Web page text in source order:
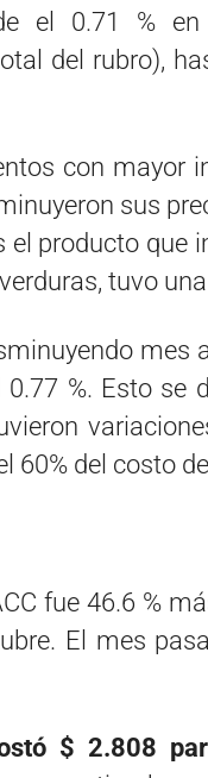
el 0.71 %
del rubro),
con mayor
sus
el producto que
tuvo
mes
%. Esto se
60% del costo
fue 46.6 %
El mes
$ 2.808